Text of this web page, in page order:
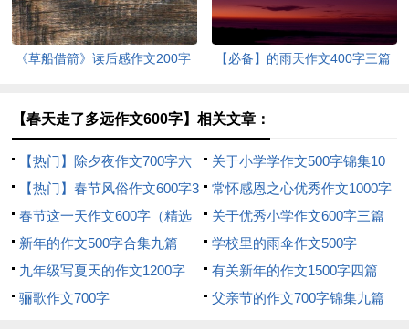
《草船借箭》读后感作文200字
【必备】的雨天作文400字三篇
【春天走了多远作文600字】相关文章：
【热门】除夕夜作文700字六
篇
关于小学学作文500字锦集10
篇
【热门】春节风俗作文600字3
篇
常怀感恩之心优秀作文1000字
春节这一天作文600字（精选
10篇）
关于优秀小学作文600字三篇
新年的作文500字合集九篇
学校里的雨伞作文500字
九年级写夏天的作文1200字
有关新年的作文1500字四篇
骊歌作文700字
父亲节的作文700字锦集九篇